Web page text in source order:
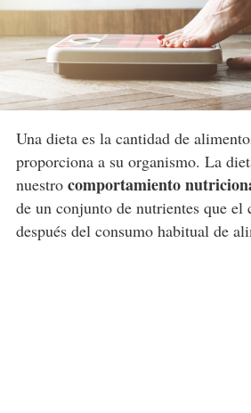
Una dieta es la cantidad de
proporciona a su organismo. La
nuestro comportamiento
de un conjunto de nutrientes que el
después del consumo habitual de